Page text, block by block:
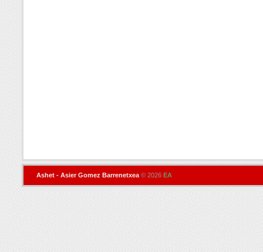
Ashet - Asier Gomez Barrenetxea © 2026 EA